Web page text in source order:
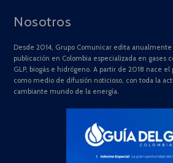
Nosotros
Desde 2014, Grupo Comunicar edita anualmente
publicación en Colombia especializada en gases
GLP, biogás e hidrógeno. A partir de 2018 nace
como medio de difusión noticioso, con toda la
cambiante mundo de la energía.